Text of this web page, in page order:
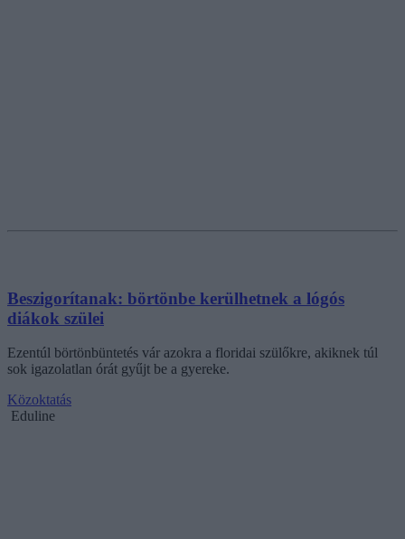
Beszigorítanak: börtönbe kerülhetnek a lógós
diákok szülei
Ezentúl börtönbüntetés vár azokra a floridai szülőkre, akiknek túl
sok igazolatlan órát gyűjt be a gyereke.
Közoktatás
Eduline